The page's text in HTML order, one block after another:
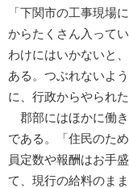
「下関市の工事現場
からたくさん入って
わけにはいかないと
ある。つぶれないよ
に、行政からやられ
郡部にはほかに働
である。「住民のた
員定数や報酬はお手
て、現行の給料のま